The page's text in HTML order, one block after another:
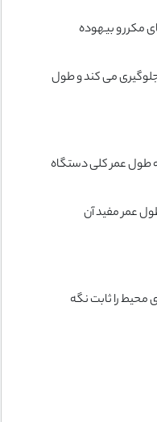
مکرر و بیهوده
می کند و طول
طول عمر کلی دستگاه
عمر مفید آن
را ثابت نگه